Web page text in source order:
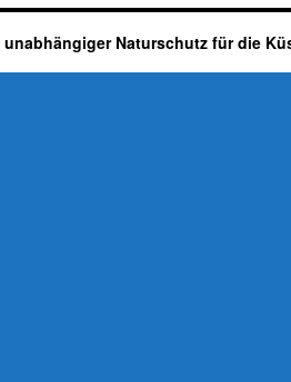
Naturschutz für die